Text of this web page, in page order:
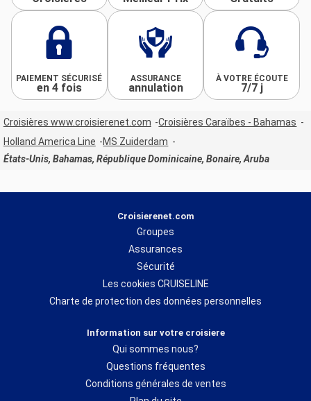
PAIEMENT SÉCURISÉ
en 4 fois
ASSURANCE
annulation
À VOTRE ÉCOUTE
7/7 j
Croisières www.croisierenet.com
Croisières Caraïbes - Bahamas
Holland America Line
MS Zuiderdam
États-Unis, Bahamas, République Dominicaine, Bonaire, Aruba
Croisierenet.com
Groupes
Assurances
Sécurité
Les cookies CRUISELINE
Charte de protection des données personnelles
Information sur votre croisiere
Qui sommes nous?
Questions fréquentes
Conditions générales de ventes